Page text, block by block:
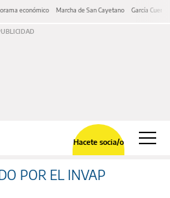
económico Marcha de San Cayetano García Cuerva
Hacete socia/o
POR EL INVAP